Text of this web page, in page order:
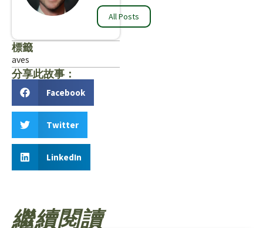
All Posts
標籤
aves
分享此故事：
Facebook
Twitter
LinkedIn
繼續閱讀